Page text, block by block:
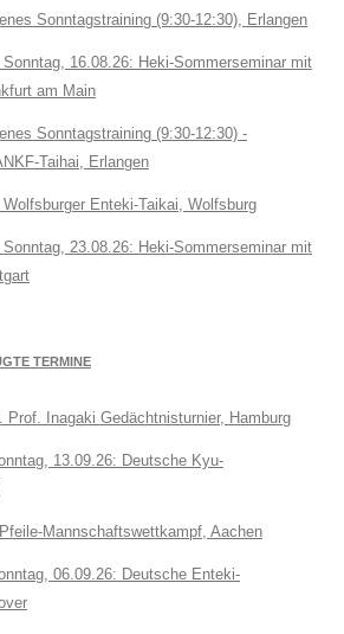
Sonntagstraining (9:30-12:30), Erlangen
16.08.26: Heki-Sommerseminar mit
am Main
Sonntagstraining (9:30-12:30) -
Taihai, Erlangen
Enteki-Taikai, Wolfsburg
23.08.26: Heki-Sommerseminar mit
TERMINE
Prof. Inagaki Gedächtnisturnier, Hamburg
13.09.26: Deutsche Kyu-
Mannschaftswettkampf, Aachen
06.09.26: Deutsche Enteki-